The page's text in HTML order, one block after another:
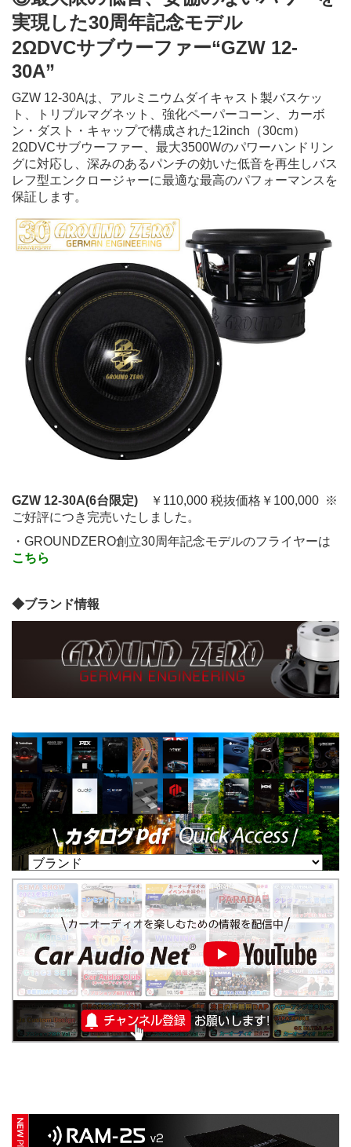
実現した30周年記念モデル
2ΩDVCサブウーファー“GZW 12-
30A”
GZW 12-30Aは、アルミニウムダイキャスト製バスケッ
ト、トリプルマグネット、強化ペーパーコーン、カーボ
ン・ダスト・キャップで構成された12inch（30cm）
2ΩDVCサブウーファー、最大3500Wのパワーハンドリン
グに対応し、深みのあるパンチの効いた低音を再生しバス
レフ型エンクロージャーに最適な最高のパフォーマンスを
保証します。
GZW 12-30A(6台限定) ￥110,000 税抜価格￥100,000 ※
ご好評につき完売いたしました。
・GROUNDZERO創立30周年記念モデルのフライヤーは
こちら
◆ブランド情報